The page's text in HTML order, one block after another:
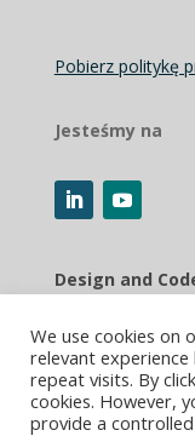
Pobierz politykę
Jesteśmy na
Design and
“Design with care”
We use cookies on
relevant
repeat visits. By
cookies. However,
provide a